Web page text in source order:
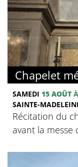
Chapelet
SAMEDI 15 AOÛT
SAINTE-
Récitation du
avant la messe